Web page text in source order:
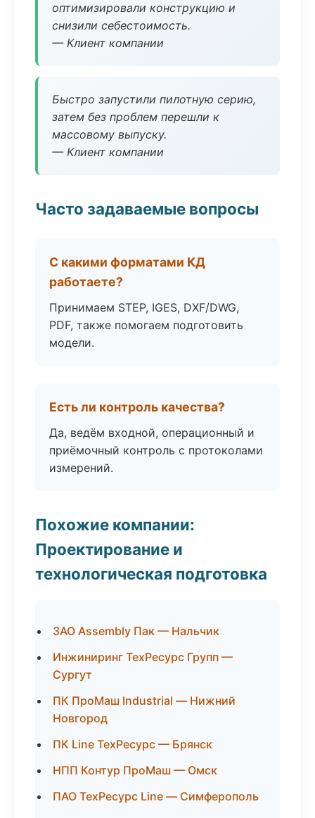
оптимизировали конструкцию и
снизили себестоимость.
— Клиент компании
Быстро запустили пилотную серию,
затем без проблем перешли к
массовому выпуску.
— Клиент компании
Часто задаваемые вопросы
С какими форматами КД
работаете?
Принимаем STEP, IGES, DXF/DWG,
PDF, также помогаем подготовить
модели.
Есть ли контроль качества?
Да, ведём входной, операционный и
приёмочный контроль с протоколами
измерений.
Похожие компании:
Проектирование и
технологическая подготовка
ЗАО Assembly Пак — Нальчик
Инжиниринг ТехРесурс Групп —
Сургут
ПК ПроМаш Industrial — Нижний
Новгород
ПК Line ТехРесурс — Брянск
НПП Контур ПроМаш — Омск
ПАО ТехРесурс Line — Симферополь